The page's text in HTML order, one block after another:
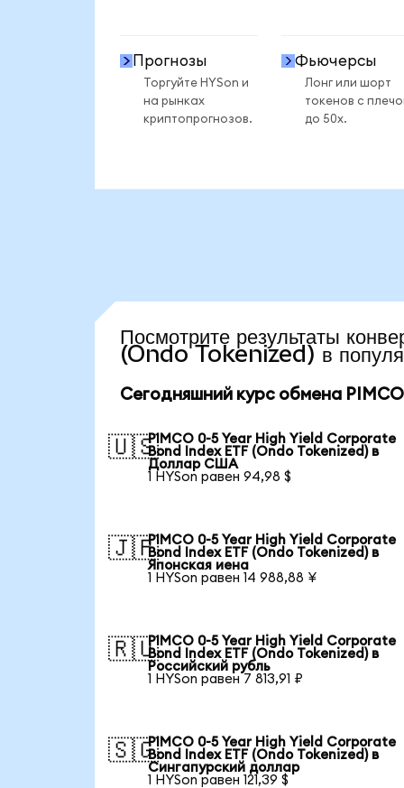
Прогнозы
Торгуйте HYSon и
на рынках
криптопрогнозов.
Фьючерсы
Лонг или шорт
токенов с
до 50x.
Посмотрите результаты
(Ondo Tokenized) в
Сегодняшний курс обмена
🇺🇸PIMCO 0-5 Year High Yield Corporate
Bond Index ETF (Ondo Tokenized) в
Доллар США
1 HYSon равен 94,98 $
🇯🇵PIMCO 0-5 Year High Yield Corporate
Bond Index ETF (Ondo Tokenized) в
Японская иена
1 HYSon равен 14 988,88 ¥
🇷🇺PIMCO 0-5 Year High Yield Corporate
Bond Index ETF (Ondo Tokenized) в
Российский рубль
1 HYSon равен 7 813,91 ₽
🇸🇬PIMCO 0-5 Year High Yield Corporate
Bond Index ETF (Ondo Tokenized) в
Сингапурский доллар
1 HYSon равен 121,39 $